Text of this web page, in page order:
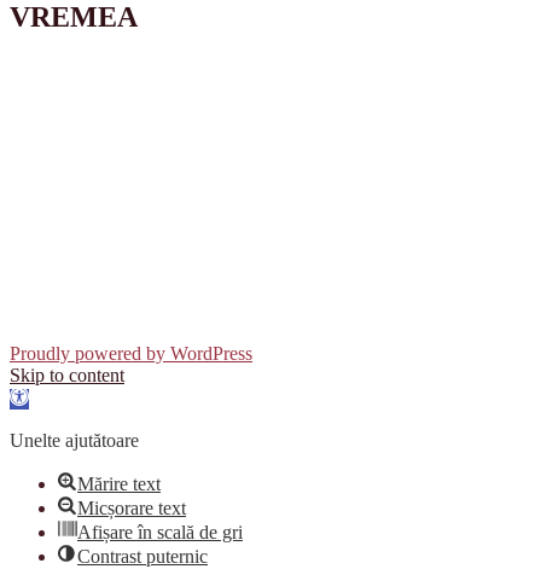
VREMEA
Proudly powered by WordPress
Skip to content
Open
Unelte ajutătoare
Mărire text
Micșorare text
Afișare în scală de gri
Contrast puternic